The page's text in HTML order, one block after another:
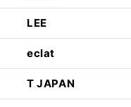
LEE
eclat
T JAPAN